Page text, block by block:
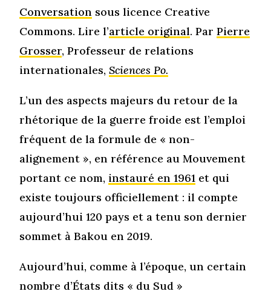
Conversation sous licence Creative
Commons. Lire l’article original. ParPierre
Grosser, Professeur de relations
internationales,Sciences Po.
L’un des aspects majeurs du retour de la
rhétorique de la guerre froide est l’emploi
fréquent de la formule de « non-
alignement », en référence au Mouvement
portant ce nom, instauré en 1961 et qui
existe toujours officiellement : il compte
aujourd’hui 120 pays et a tenu son dernier
sommet à Bakou en 2019.
Aujourd’hui, comme à l’époque, un certain
nombre d’États dits « du Sud »